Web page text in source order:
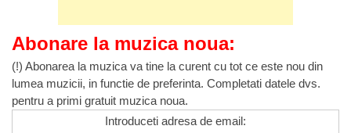
Abonare la muzica noua:
(!) Abonarea la muzica va tine la curent cu tot ce este nou din
lumea muzicii, in functie de preferinta. Completati datele dvs.
pentru a primi gratuit muzica noua.
Introduceti adresa de email: